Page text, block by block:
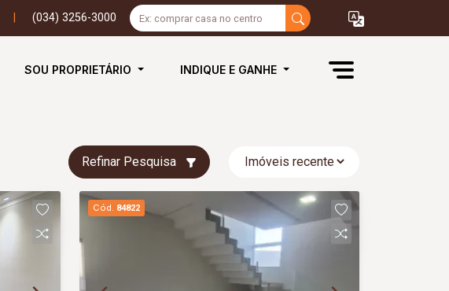
(034) 3256-3000
SOU PROPRIETÁRIO INDIQUE E GANHE
Refinar Pesquisa
Cód. 84822